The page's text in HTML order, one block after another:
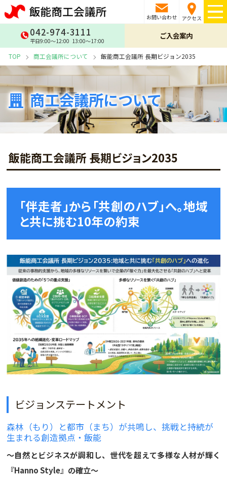
お問い合わせ アクセス
042-974-3111
平日9:00〜12:00 13:00〜17:00
ご入会案内
TOP 商工会議所について 飯能商工会議所 長期ビジョン2035
商工会議所について
飯能商工会議所 長期ビジョン2035
「伴走者」から「共創のハブ」へ。地域
と共に挑む10年の約束
ビジョンステートメント
森林（もり）と都市（まち）が共鳴し、挑戦と持続が
生まれる創造拠点・飯能
～自然とビジネスが調和し、世代を超えて多様な人材が輝く
『Hanno Style』の確立～